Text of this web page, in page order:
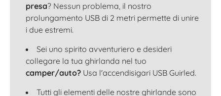
presa? Nessun problema, il nostro
prolungamento USB di 2 metri permette di unire
i due estremi.
Sei uno spirito avventuriero e desideri
collegare la tua ghirlanda nel tuo
camper/auto? Usa l'accendisigari USB Guirled.
Tutti gli elementi delle nostre ghirlande sono